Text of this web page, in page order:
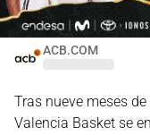
ACB.COM
Tras nueve meses
Valencia Basket se